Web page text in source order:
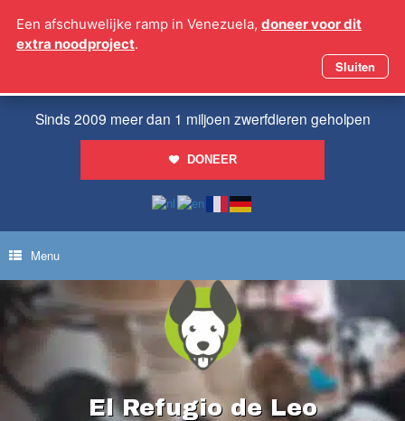
naar
Sinds 2009 meer dan 1 miljoen zwerfdieren geholpen
DONEER
Menu
El Refugio de Leo
Een afschuwelijke ramp in Venezuela, doneer voor dit
extra noodproject.
Sluiten